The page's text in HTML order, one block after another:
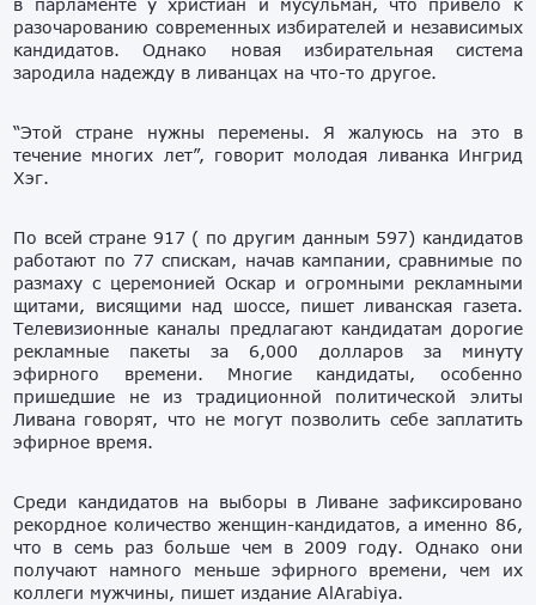
в парламенте у христиан и мусульман, что привело к
разочарованию современных избирателей и независимых
кандидатов. Однако новая избирательная система
зародила надежду в ливанцах на что-то другое.
“Этой стране нужны перемены. Я жалуюсь на это в
течение многих лет”, говорит молодая ливанка Ингрид
Хэг.
По всей стране 917 ( по другим данным 597) кандидатов
работают по 77 спискам, начав кампании, сравнимые по
размаху с церемонией Оскар и огромными рекламными
щитами, висящими над шоссе, пишет ливанская газета.
Телевизионные каналы предлагают кандидатам дорогие
рекламные пакеты за 6,000 долларов за минуту
эфирного времени. Многие кандидаты, особенно
пришедшие не из традиционной политической элиты
Ливана говорят, что не могут позволить себе заплатить
эфирное время.
Среди кандидатов на выборы в Ливане зафиксировано
рекордное количество женщин-кандидатов, а именно 86,
что в семь раз больше чем в 2009 году. Однако они
получают намного меньше эфирного времени, чем их
коллеги мужчины, пишет издание AlArabiya.